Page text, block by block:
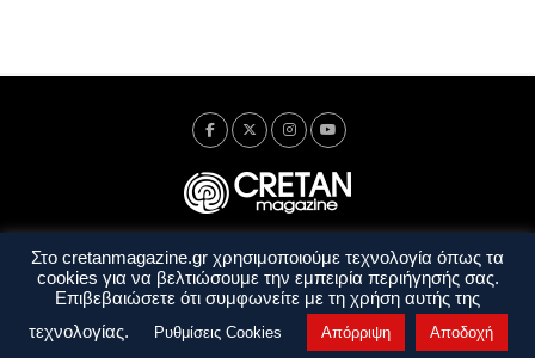
Ταυτότητα Πολιτική Απορρήτου
Όροι Χρήσης
Όροι και Προϋποθέσεις
Στο cretanmagazine.gr χρησιμοποιούμε τεχνολογία όπως τα
cookies για να βελτιώσουμε την εμπειρία περιήγησής σας.
Επιβεβαιώσετε ότι συμφωνείτε με τη χρήση αυτής της
τεχνολογίας.
Ρυθμίσεις Cookies Απόρριψη Αποδοχή